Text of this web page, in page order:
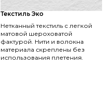
Текстиль Эко
Нетканный текстиль с легкой
матовой шероховатой
фактурой. Нити и волокна
материала скреплены без
использования плетения.